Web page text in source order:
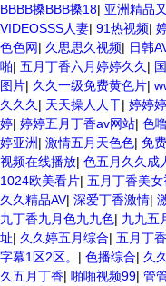
BBBB搡BBB搡18| 亚洲精品
VIDEOSSS人妻| 91热视频|
色色网| 久思思久视频| 日韩
啪| 五月丁香六月婷婷久久 |
图片| 久久一级免费黄色片|
久久久 | 天天操人人干| 婷婷
婷| 婷婷五月丁香av网站| 色
婷亚洲| 激情五月天色色| 免
视频在线播放| 色五月久久成
1024欧美看片| 五月丁香美女
久久精品AV| 深爱丁香激情|
九丁香九月色九九色| 九九五
址| 久久婷五月综合| 五月丁
字幕1区2区。 | 色播综合| 久
久五月丁香| 啪啪视频99| 管